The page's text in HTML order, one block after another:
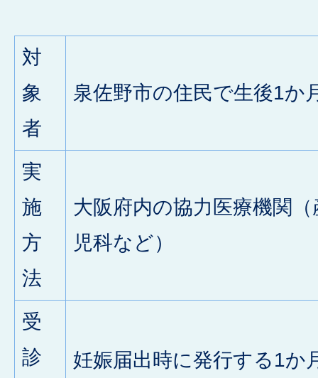
対
象
者
泉佐野市の住民で生後1か
実
施
方
法
大阪府内の協力医療機関
児科など）
受
診
妊娠届出時に発行する1か